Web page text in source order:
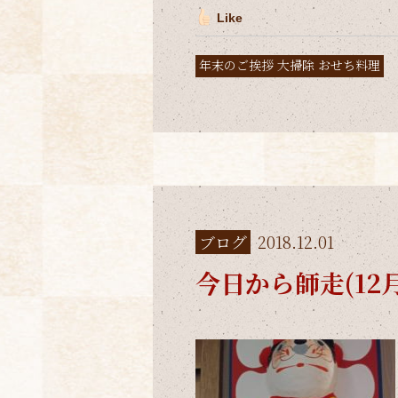
Like
年末のご挨拶 大掃除 おせち料理
ブログ 2018.12.01
今日から師走(12